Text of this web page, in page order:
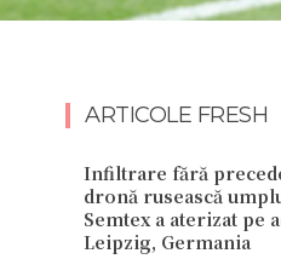
ARTICOLE FRESH
Infiltrare fără
dronă rusească
Semtex a aterizat pe
Leipzig, Germania